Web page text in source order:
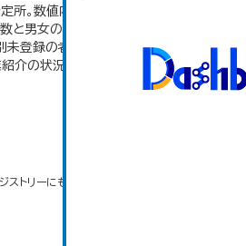
所。数値内の就職率は（就職者/新
と男女の合計が一致しないのは、
登録の者も含まれるため。 大仙
介の状況」のデータを参照してい
トリーにもアクセス可能です